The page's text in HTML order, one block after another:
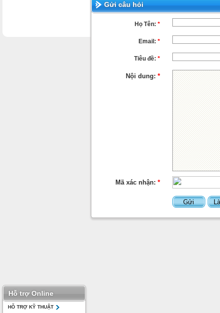
Hỗ trợ Online
HỖ TRỢ KỸ THUẬT
Gửi câu hỏi
Họ Tên: *
Email: *
Tiêu đề: *
Nội dung: *
Mã xác nhận: *